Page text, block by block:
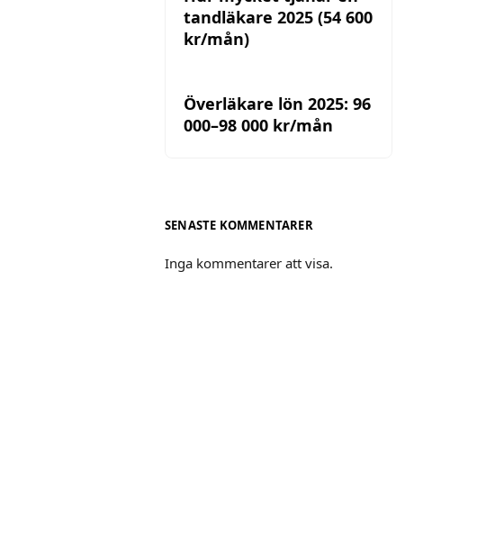
tandläkare 2025 (54 600
kr/mån)
Överläkare lön 2025: 96
000–98 000 kr/mån
SENASTE KOMMENTARER
Inga kommentarer att visa.